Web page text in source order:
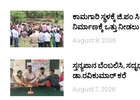
ಕಾಮಗಾರಿ ಸ್ಥಳಕ್ಕೆ ಜಿ.ಪಂ
ನಿರ್ಮಾಣಕ್ಕೆ ಒತ್ತು
August 8, 2026
ಸ್ತನ್ಯಪಾನ ಬೆಂಬಲಿಸಿ,
ಡಾ.ರವಿಕುಮಾರ್ ಕರೆ
August 7, 2026